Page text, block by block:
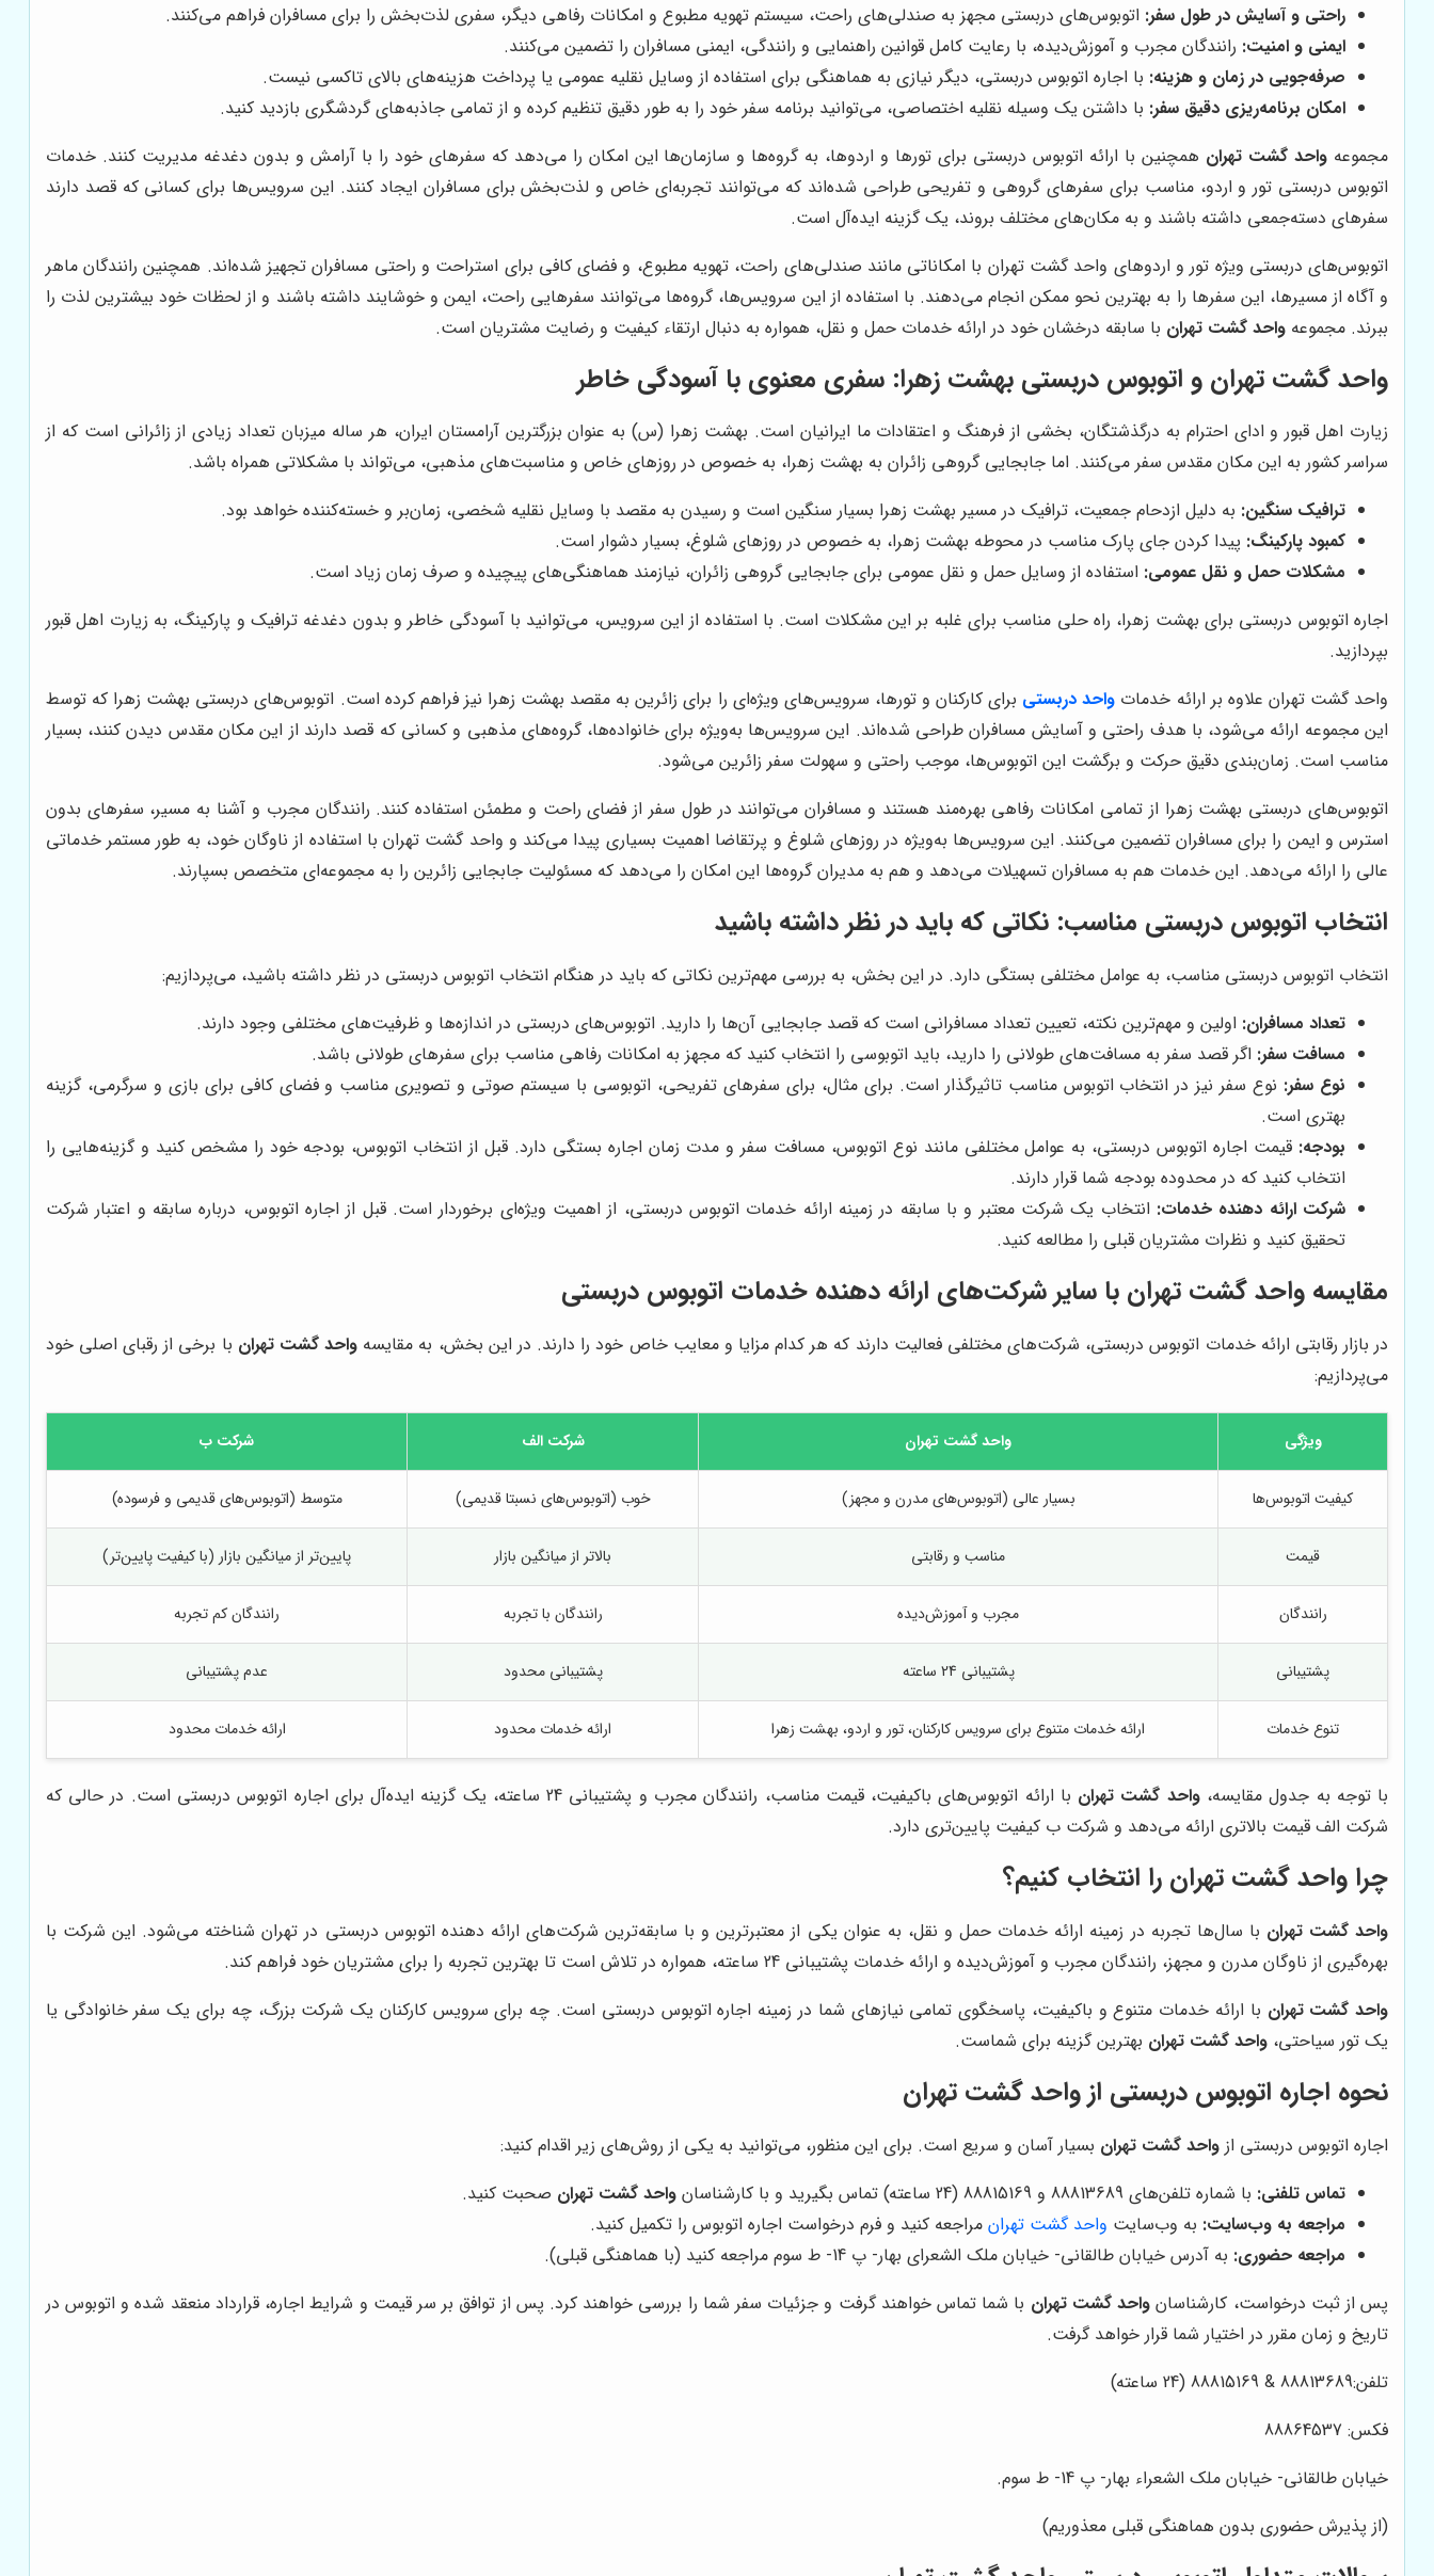
راحتی و آسایش در طول سفر: اتوبوس‌های دربستی مجهز به صندلی‌های راحت، سیستم تهویه مطبوع و امکانات رفاهی دیگر، سفری لذت‌بخش را برای مسافران فراهم می‌کنند.
ایمنی و امنیت: رانندگان مجرب و آموزش‌دیده، با رعایت کامل قوانین راهنمایی و رانندگی، ایمنی مسافران را تضمین می‌کنند.
صرفه‌جویی در زمان و هزینه: با اجاره اتوبوس دربستی، دیگر نیازی به هماهنگی برای استفاده از وسایل نقلیه عمومی یا پرداخت هزینه‌های بالای تاکسی نیست.
امکان برنامه‌ریزی دقیق سفر: با داشتن یک وسیله نقلیه اختصاصی، می‌توانید برنامه سفر خود را به طور دقیق تنظیم کرده و از تمامی جاذبه‌های گردشگری بازدید کنید.
مجموعه واحد گشت تهران همچنین با ارائه اتوبوس دربستی برای تورها و اردوها، به گروه‌ها و سازمان‌ها این امکان را می‌دهد که سفرهای خود را با آرامش و بدون دغدغه مدیریت کنند. خدمات
اتوبوس دربستی تور و اردو، مناسب برای سفرهای گروهی و تفریحی طراحی شده‌اند که می‌توانند تجربه‌ای خاص و لذت‌بخش برای مسافران ایجاد کنند. این سرویس‌ها برای کسانی که قصد دارند
سفرهای دسته‌جمعی داشته باشند و به مکان‌های مختلف بروند، یک گزینه ایده‌آل است.
اتوبوس‌های دربستی ویژه تور و اردوهای واحد گشت تهران با امکاناتی مانند صندلی‌های راحت، تهویه مطبوع، و فضای کافی برای استراحت و راحتی مسافران تجهیز شده‌اند. همچنین رانندگان ماهر
و آگاه از مسیرها، این سفرها را به بهترین نحو ممکن انجام می‌دهند. با استفاده از این سرویس‌ها، گروه‌ها می‌توانند سفرهایی راحت، ایمن و خوشایند داشته باشند و از لحظات خود بیشترین لذت را
ببرند. مجموعه واحد گشت تهران با سابقه درخشان خود در ارائه خدمات حمل و نقل، همواره به دنبال ارتقاء کیفیت و رضایت مشتریان است.
واحد گشت تهران و اتوبوس دربستی بهشت زهرا: سفری معنوی با آسودگی خاطر
زیارت اهل قبور و ادای احترام به درگذشتگان، بخشی از فرهنگ و اعتقادات ما ایرانیان است. بهشت زهرا (س) به عنوان بزرگترین آرامستان ایران، هر ساله میزبان تعداد زیادی از زائرانی است که از
سراسر کشور به این مکان مقدس سفر می‌کنند. اما جابجایی گروهی زائران به بهشت زهرا، به خصوص در روزهای خاص و مناسبت‌های مذهبی، می‌تواند با مشکلاتی همراه باشد.
ترافیک سنگین: به دلیل ازدحام جمعیت، ترافیک در مسیر بهشت زهرا بسیار سنگین است و رسیدن به مقصد با وسایل نقلیه شخصی، زمان‌بر و خسته‌کننده خواهد بود.
کمبود پارکینگ: پیدا کردن جای پارک مناسب در محوطه بهشت زهرا، به خصوص در روزهای شلوغ، بسیار دشوار است.
مشکلات حمل و نقل عمومی: استفاده از وسایل حمل و نقل عمومی برای جابجایی گروهی زائران، نیازمند هماهنگی‌های پیچیده و صرف زمان زیاد است.
اجاره اتوبوس دربستی برای بهشت زهرا، راه حلی مناسب برای غلبه بر این مشکلات است. با استفاده از این سرویس، می‌توانید با آسودگی خاطر و بدون دغدغه ترافیک و پارکینگ، به زیارت اهل قبور
بپردازید.
واحد گشت تهران علاوه بر ارائه خدمات واحد دربستی برای کارکنان و تورها، سرویس‌های ویژه‌ای را برای زائرین به مقصد بهشت زهرا نیز فراهم کرده است. اتوبوس‌های دربستی بهشت زهرا که توسط
این مجموعه ارائه می‌شود، با هدف راحتی و آسایش مسافران طراحی شده‌اند. این سرویس‌ها به‌ویژه برای خانواده‌ها، گروه‌های مذهبی و کسانی که قصد دارند از این مکان مقدس دیدن کنند، بسیار
مناسب است. زمان‌بندی دقیق حرکت و برگشت این اتوبوس‌ها، موجب راحتی و سهولت سفر زائرین می‌شود.
اتوبوس‌های دربستی بهشت زهرا از تمامی امکانات رفاهی بهره‌مند هستند و مسافران می‌توانند در طول سفر از فضای راحت و مطمئن استفاده کنند. رانندگان مجرب و آشنا به مسیر، سفرهای بدون
استرس و ایمن را برای مسافران تضمین می‌کنند. این سرویس‌ها به‌ویژه در روزهای شلوغ و پرتقاضا اهمیت بسیاری پیدا می‌کند و واحد گشت تهران با استفاده از ناوگان خود، به طور مستمر خدماتی
عالی را ارائه می‌دهد. این خدمات هم به مسافران تسهیلات می‌دهد و هم به مدیران گروه‌ها این امکان را می‌دهد که مسئولیت جابجایی زائرین را به مجموعه‌ای متخصص بسپارند.
انتخاب اتوبوس دربستی مناسب: نکاتی که باید در نظر داشته باشید
انتخاب اتوبوس دربستی مناسب، به عوامل مختلفی بستگی دارد. در این بخش، به بررسی مهم‌ترین نکاتی که باید در هنگام انتخاب اتوبوس دربستی در نظر داشته باشید، می‌پردازیم:
تعداد مسافران: اولین و مهم‌ترین نکته، تعیین تعداد مسافرانی است که قصد جابجایی آن‌ها را دارید. اتوبوس‌های دربستی در اندازه‌ها و ظرفیت‌های مختلفی وجود دارند.
مسافت سفر: اگر قصد سفر به مسافت‌های طولانی را دارید، باید اتوبوسی را انتخاب کنید که مجهز به امکانات رفاهی مناسب برای سفرهای طولانی باشد.
نوع سفر: نوع سفر نیز در انتخاب اتوبوس مناسب تاثیرگذار است. برای مثال، برای سفرهای تفریحی، اتوبوسی با سیستم صوتی و تصویری مناسب و فضای کافی برای بازی و سرگرمی، گزینه
بهتری است.
بودجه: قیمت اجاره اتوبوس دربستی، به عوامل مختلفی مانند نوع اتوبوس، مسافت سفر و مدت زمان اجاره بستگی دارد. قبل از انتخاب اتوبوس، بودجه خود را مشخص کنید و گزینه‌هایی را
انتخاب کنید که در محدوده بودجه شما قرار دارند.
شرکت ارائه دهنده خدمات: انتخاب یک شرکت معتبر و با سابقه در زمینه ارائه خدمات اتوبوس دربستی، از اهمیت ویژه‌ای برخوردار است. قبل از اجاره اتوبوس، درباره سابقه و اعتبار شرکت
تحقیق کنید و نظرات مشتریان قبلی را مطالعه کنید.
مقایسه واحد گشت تهران با سایر شرکت‌های ارائه دهنده خدمات اتوبوس دربستی
در بازار رقابتی ارائه خدمات اتوبوس دربستی، شرکت‌های مختلفی فعالیت دارند که هر کدام مزایا و معایب خاص خود را دارند. در این بخش، به مقایسه واحد گشت تهران با برخی از رقبای اصلی خود
می‌پردازیم:
ویژگی واحد گشت تهران شرکت الف شرکت ب
کیفیت اتوبوس‌ها بسیار عالی (اتوبوس‌های مدرن و مجهز) خوب (اتوبوس‌های نسبتا قدیمی) متوسط (اتوبوس‌های قدیمی و فرسوده)
قیمت مناسب و رقابتی بالاتر از میانگین بازار پایین‌تر از میانگین بازار (با کیفیت پایین‌تر)
رانندگان مجرب و آموزش‌دیده رانندگان با تجربه رانندگان کم تجربه
پشتیبانی پشتیبانی 24 ساعته پشتیبانی محدود عدم پشتیبانی
تنوع خدمات ارائه خدمات متنوع برای سرویس کارکنان، تور و اردو، بهشت زهرا ارائه خدمات محدود ارائه خدمات محدود
با توجه به جدول مقایسه،واحد گشت تهران
با ارائه اتوبوس‌های باکیفیت، قیمت مناسب، رانندگان مجرب و پشتیبانی 24 ساعته، یک گزینه ایده‌آل برای اجاره اتوبوس دربستی است. در حالی که
شرکت الف قیمت بالاتری ارائه می‌دهد و شرکت ب کیفیت پایین‌تری دارد.
چرا واحد گشت تهران را انتخاب کنیم؟
واحد گشت تهران با سال‌ها تجربه در زمینه ارائه خدمات حمل و نقل، به عنوان یکی از معتبرترین و با سابقه‌ترین شرکت‌های ارائه دهنده اتوبوس دربستی در تهران شناخته می‌شود. این شرکت با
بهره‌گیری از ناوگان مدرن و مجهز، رانندگان مجرب و آموزش‌دیده و ارائه خدمات پشتیبانی 24 ساعته، همواره در تلاش است تا بهترین تجربه را برای مشتریان خود فراهم کند.
واحد گشت تهران با ارائه خدمات متنوع و باکیفیت، پاسخگوی تمامی نیازهای شما در زمینه اجاره اتوبوس دربستی است. چه برای سرویس کارکنان یک شرکت بزرگ، چه برای یک سفر خانوادگی یا
یک تور سیاحتی، واحد گشت تهران بهترین گزینه برای شماست.
نحوه اجاره اتوبوس دربستی از واحد گشت تهران
اجاره اتوبوس دربستی از واحد گشت تهران بسیار آسان و سریع است. برای این منظور، می‌توانید به یکی از روش‌های زیر اقدام کنید:
تماس تلفنی: با شماره تلفن‌های 88813689 و 88815169 (24 ساعته) تماس بگیرید و با کارشناسان واحد گشت تهران صحبت کنید.
مراجعه به وب‌سایت: به وب‌سایت واحد گشت تهرانمراجعه کنید و فرم درخواست اجاره اتوبوس را تکمیل کنید.
مراجعه حضوری: به آدرس خیابان طالقانی- خیابان ملک الشعرای بهار- پ 14- ط سوم مراجعه کنید (با هماهنگی قبلی).
پس از ثبت درخواست، کارشناسان واحد گشت تهران با شما تماس خواهند گرفت و جزئیات سفر شما را بررسی خواهند کرد. پس از توافق بر سر قیمت و شرایط اجاره، قرارداد منعقد شده و اتوبوس در
تاریخ و زمان مقرر در اختیار شما قرار خواهد گرفت.
تلفن:88813689 & 88815169 (24 ساعته)
فکس: 88864537
خیابان طالقانی- خیابان ملک الشعراء بهار- پ 14- ط سوم.
(از پذیرش حضوری بدون هماهنگی قبلی معذوریم)